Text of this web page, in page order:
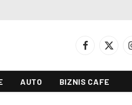
Facebook
X
AUTO BIZNIS CAFE